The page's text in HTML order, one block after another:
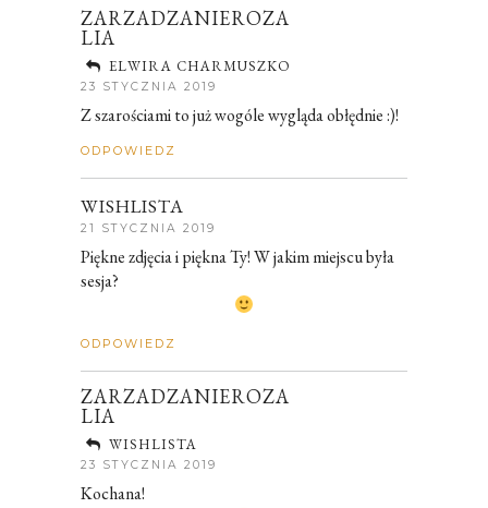
ZARZADZANIEROZA
LIA
ELWIRA CHARMUSZKO
23 STYCZNIA 2019
Z szarościami to już wogóle wygląda obłędnie :)!
ODPOWIEDZ
WISHLISTA
21 STYCZNIA 2019
Piękne zdjęcia i piękna Ty! W jakim miejscu była
sesja?
ODPOWIEDZ
ZARZADZANIEROZA
LIA
WISHLISTA
23 STYCZNIA 2019
Kochana!